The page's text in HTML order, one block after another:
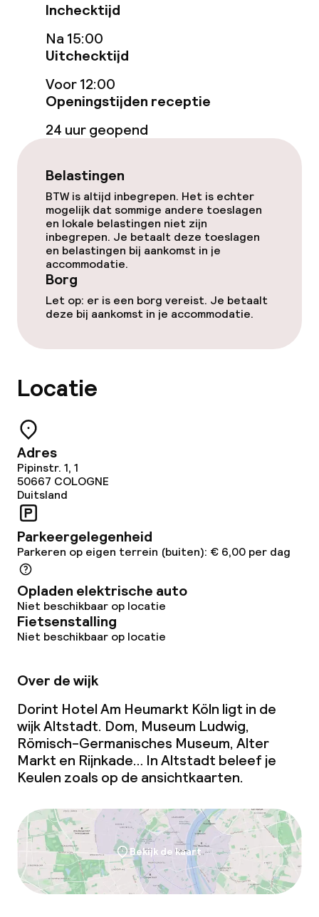
Ontbijtbuffet
Lunch à la carte
Diner à la carte
Vroeg ontbijt
Dieetopties
Glutenvrije opties
Vegetarische opties
Wasservice
Zakelijke faciliteiten
Conferentieruimte
Beleid
Borg bij aankomst
Overal rookvrij
dan de 5 kg)
Grote huisdieren toegestaan (meer
dan 5 kg)
Inchecktijd
Na 15:00
Uitchecktijd
Voor 12:00
Openingstijden receptie
24 uur geopend
Belastingen
BTW is altijd inbegrepen. Het is echter
mogelijk dat sommige andere toeslagen
en lokale belastingen niet zijn
inbegrepen. Je betaalt deze toeslagen
en belastingen bij aankomst in je
accommodatie.
Borg
Let op: er is een borg vereist. Je betaalt
deze bij aankomst in je accommodatie.
Locatie
Adres
Pipinstr. 1, 1
50667 COLOGNE
Duitsland
Parkeergelegenheid
Parkeren op eigen terrein (buiten): € 6,00 per dag
Opladen elektrische auto
Niet beschikbaar op locatie
Fietsenstalling
Niet beschikbaar op locatie
Over de wijk
Dorint Hotel Am Heumarkt Köln ligt in de
wijk Altstadt. Dom, Museum Ludwig,
Römisch-Germanisches Museum, Alter
Markt en Rijnkade… In Altstadt beleef je
Keulen zoals op de ansichtkaarten.
Bekijk de kaart